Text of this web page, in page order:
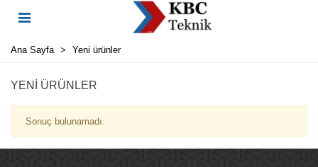
Ana Sayfa > Yeni ürünler
YENI ÜRÜNLER
Sonuç bulunamadı.